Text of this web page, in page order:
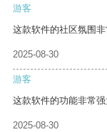
游客
这款软件的社区氛围
2025-08-30
游客
这款软件的功能非常
2025-08-30